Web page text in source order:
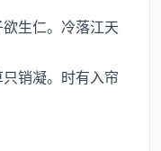
生仁。冷落江天
销凝。时有入帘